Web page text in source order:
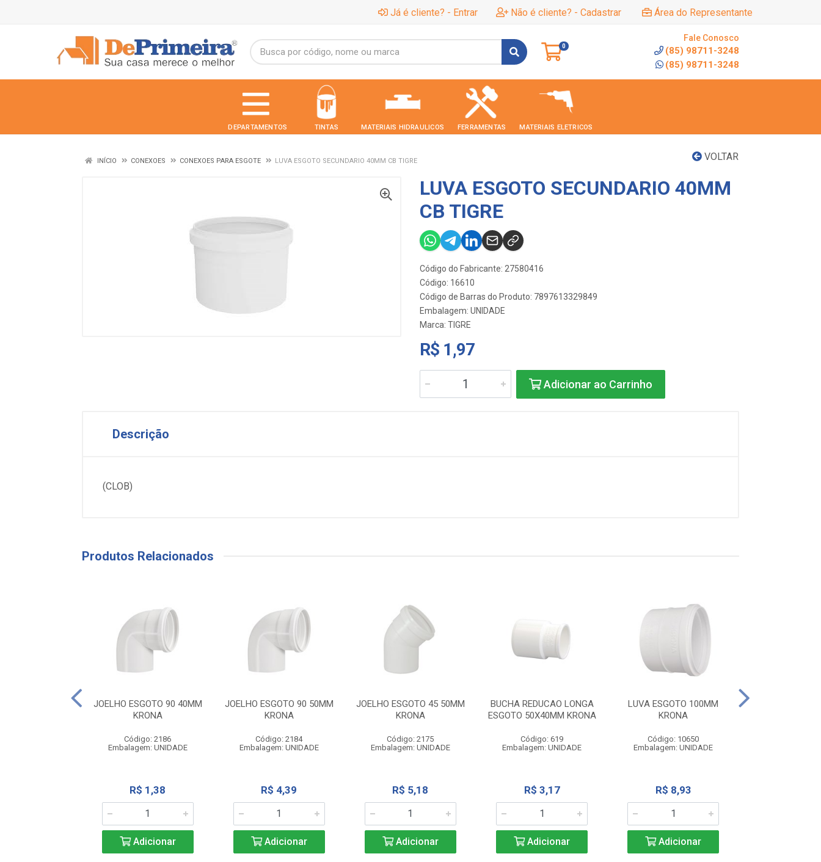
Já é cliente? - Entrar Não é cliente? - Cadastrar Área do Representante
0
Fale Conosco
(85) 98711-3248
(85) 98711-3248
DEPARTAMENTOS TINTAS MATERIAIS HIDRAULICOS FERRAMENTAS MATERIAIS ELETRICOS
VOLTAR
INÍCIO CONEXOES CONEXOES PARA ESGOTE LUVA ESGOTO SECUNDARIO 40MM CB TIGRE
LUVA ESGOTO SECUNDARIO 40MM
CB TIGRE
Código do Fabricante: 27580416
Código: 16610
Código de Barras do Produto: 7897613329849
Embalagem: UNIDADE
Marca: TIGRE
R$ 1,97
Adicionar ao Carrinho
Descrição
(CLOB)
Produtos Relacionados
JOELHO ESGOTO 90 40MM
KRONA
Código: 2186
Embalagem: UNIDADE
R$ 1,38
Adicionar
JOELHO ESGOTO 90 50MM
KRONA
Código: 2184
Embalagem: UNIDADE
R$ 4,39
Adicionar
JOELHO ESGOTO 45 50MM
KRONA
Código: 2175
Embalagem: UNIDADE
R$ 5,18
Adicionar
BUCHA REDUCAO LONGA
ESGOTO 50X40MM KRONA
Código: 619
Embalagem: UNIDADE
R$ 3,17
Adicionar
LUVA ESGOTO 100MM
KRONA
Código: 10650
Embalagem: UNIDADE
R$ 8,93
Adicionar